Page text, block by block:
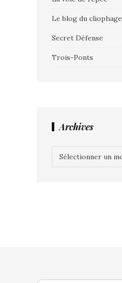
Le blog du cliophage
Secret Défense
Trois-Ponts
Archives